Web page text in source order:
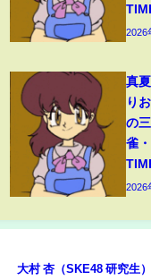
2026
真
り
の
雀
2026
大村 杏（SKE48 研究生